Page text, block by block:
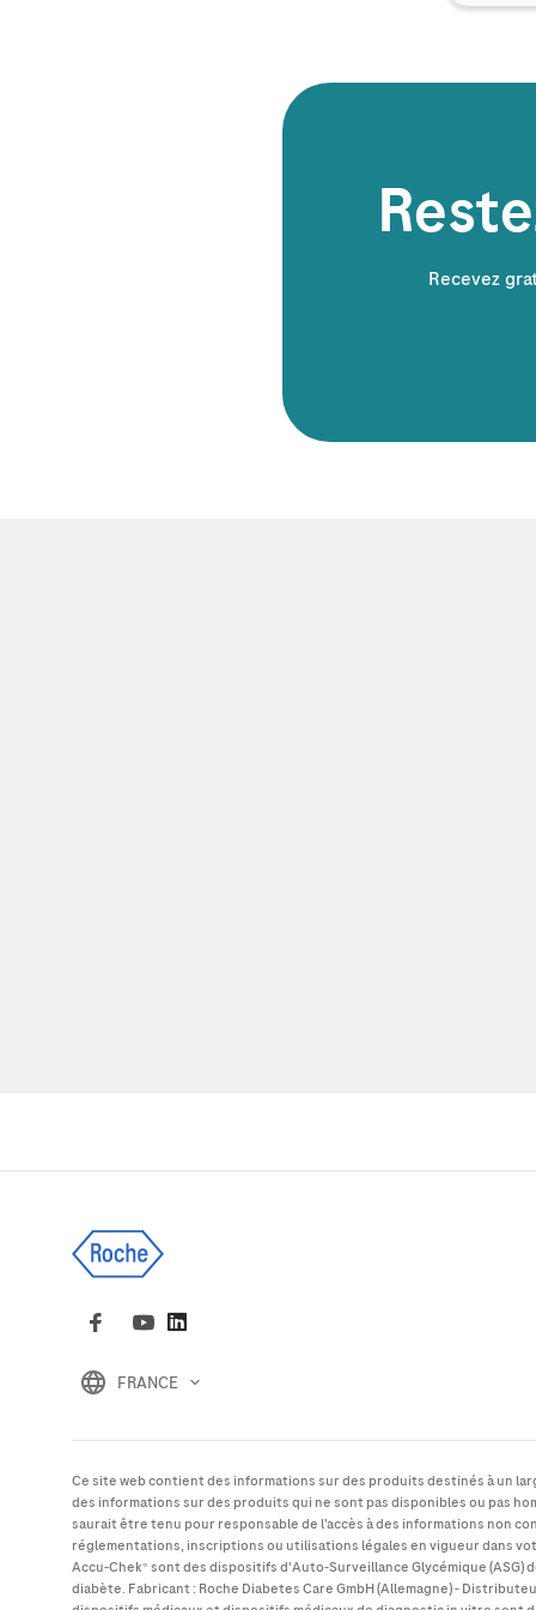
Recevez
FRANCE
Ce site web contient des informations sur des produits destinés à un
des informations sur des produits qui ne sont pas disponibles ou pas
saurait être tenu pour responsable de l’accès à des informations non
réglementations, inscriptions ou utilisations légales en vigueur dans
Accu-Chek® sont des dispositifs d'Auto-Surveillance Glycémique
diabète. Fabricant : Roche Diabetes Care GmbH (Allemagne) -